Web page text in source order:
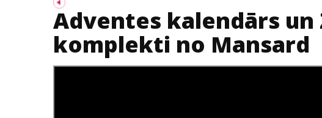
Adventes kalendārs
komplekti no Mansard